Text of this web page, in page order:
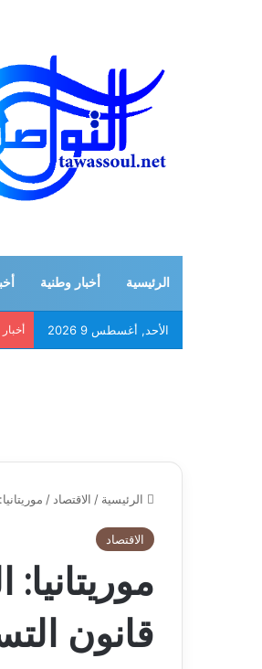
الرئيسية أخبار وطنية
الأحد, أغسطس 9 2026
الرئيسية / الاقتصاد /
الاقتصاد
قانون